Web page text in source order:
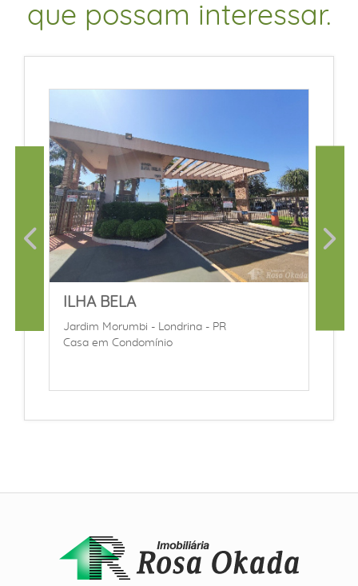
que possam interessar.
ILHA BELA
Jardim Morumbi - Londrina - PR
Casa em Condomínio